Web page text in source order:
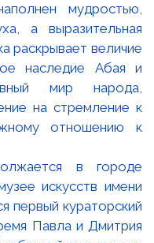
мудростью,
а выразительная
раскрывает величие
наследие Абая и
мир народа,
на стремление к
отношению к